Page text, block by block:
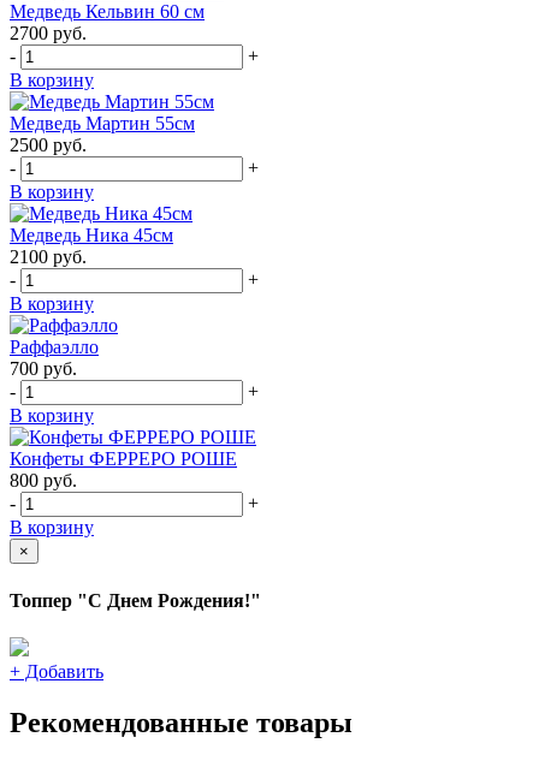
Медведь Кельвин 60 см
2700 руб.
-
+
В корзину
Медведь Мартин 55см
2500 руб.
-
+
В корзину
Медведь Ника 45см
2100 руб.
-
+
В корзину
Раффаэлло
700 руб.
-
+
В корзину
Конфеты ФЕРРЕРО РОШЕ
800 руб.
-
+
В корзину
×
Топпер "С Днем Рождения!"
+ Добавить
Рекомендованные товары